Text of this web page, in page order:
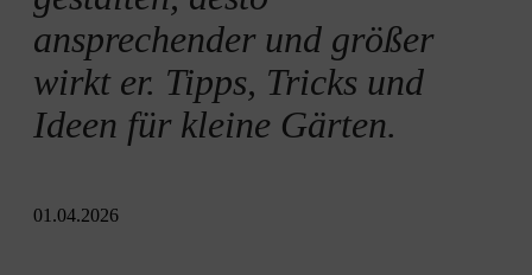
ansprechender und größer
wirkt er. Tipps, Tricks und
Ideen für kleine Gärten.
01.04.2026
Ideen für kleine Gärten
Geräte für den kleinen Garten